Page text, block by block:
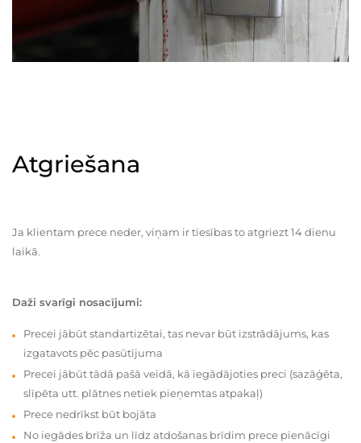
Atgriešana
Ja klientam prece neder, viņam ir tiesības to atgriezt 14 dienu
laikā.
Daži svarīgi nosacījumi:
Precei jābūt standartizētai, tas nevar būt izstrādājums, kas
izgatavots pēc pasūtījuma
Precei jābūt tādā pašā veidā, kā iegādājoties preci (sazāģēta,
slīpēta utt. plātnes netiek pieņemtas atpakaļ)
Prece nedrīkst būt bojāta
No iegādes brīža un līdz atdošanas brīdim prece pienācīgi